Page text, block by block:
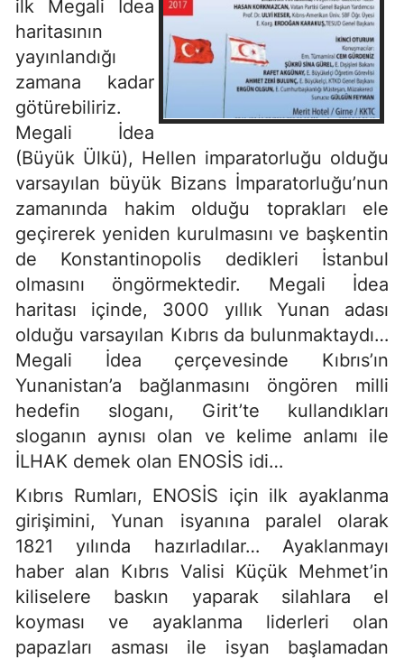
ilk Megali İdea
haritasının
yayınlandığı
zamana kadar
götürebiliriz.
Megali İdea
(Büyük Ülkü), Hellen imparatorluğu olduğu
varsayılan büyük Bizans İmparatorluğu’nun
zamanında hakim olduğu toprakları ele
geçirerek yeniden kurulmasını ve başkentin
de Konstantinopolis dedikleri İstanbul
olmasını öngörmektedir. Megali İdea
haritası içinde, 3000 yıllık Yunan adası
olduğu varsayılan Kıbrıs da bulunmaktaydı…
Megali İdea çerçevesinde Kıbrıs’ın
Yunanistan’a bağlanmasını öngören milli
hedefin sloganı, Girit’te kullandıkları
sloganın aynısı olan ve kelime anlamı ile
İLHAK demek olan ENOSİS idi…
Kıbrıs Rumları, ENOSİS için ilk ayaklanma
girişimini, Yunan isyanına paralel olarak
1821 yılında hazırladılar… Ayaklanmayı
haber alan Kıbrıs Valisi Küçük Mehmet’in
kiliselere baskın yaparak silahlara el
koyması ve ayaklanma liderleri olan
papazları asması ile isyan başlamadan